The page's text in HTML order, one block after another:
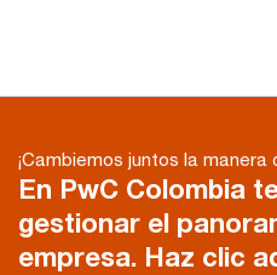
¡Cambiemos juntos la manera
En PwC Colombia
gestionar el
empresa. Haz clic